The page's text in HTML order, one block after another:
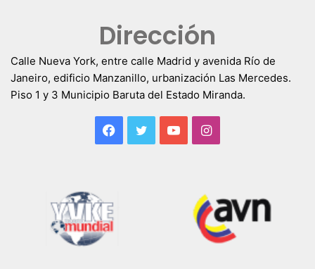
Dirección
Calle Nueva York, entre calle Madrid y avenida Río de
Janeiro, edificio Manzanillo, urbanización Las Mercedes.
Piso 1 y 3 Municipio Baruta del Estado Miranda.
Facebook
TwitterYouTubeInstagram